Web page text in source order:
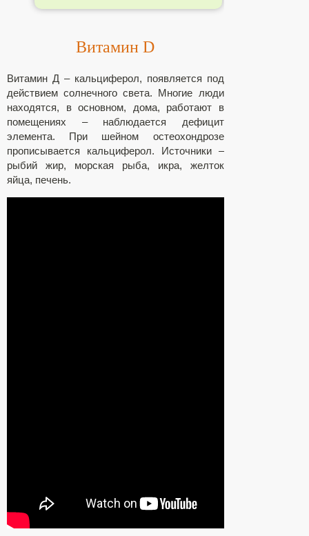
Витамин D
Витамин Д – кальциферол, появляется под
действием солнечного света. Многие люди
находятся, в основном, дома, работают в
помещениях – наблюдается дефицит
элемента. При шейном остеохондрозе
прописывается кальциферол. Источники –
рыбий жир, морская рыба, икра, желток
яйца, печень.